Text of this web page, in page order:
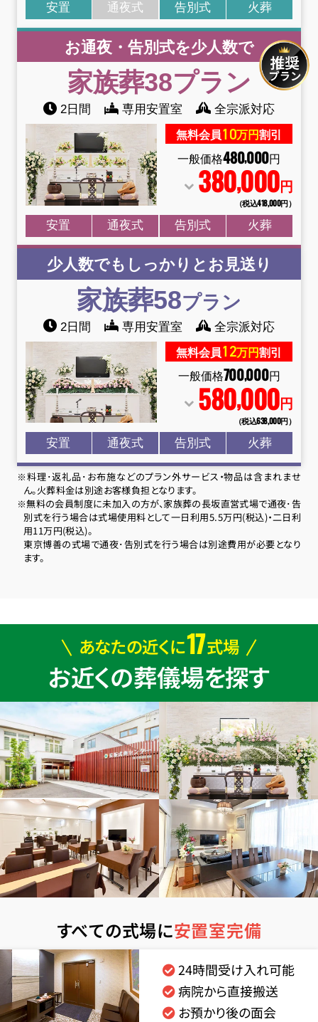
安置 通夜式 告別式 火葬
お通夜・告別式を少人数で
家族葬38プラン
2日間 専用安置室 全宗派対応
無料会員10万円割引
一般価格480,000円
380,000円
（税込418,000円）
安置 通夜式 告別式 火葬
少人数でもしっかりとお見送り
家族葬58プラン
2日間 専用安置室 全宗派対応
無料会員12万円割引
一般価格700,000円
580,000円
（税込638,000円）
安置 通夜式 告別式 火葬
※料理･返礼品･お布施などのプラン外サービス・物品は含まれませ
ん。火葬料金は別途お客様負担となります。
※無料の会員制度に未加入の方が、家族葬の長坂直営式場で通夜･告
別式を行う場合は式場使用料として一日利用5.5万円(税込)・二日利
用11万円(税込)。
東京博善の式場で通夜･告別式を行う場合は別途費用が必要となり
ます。
あなたの近くに17式場
お近くの葬儀場を探す
すべての式場に安置室完備
24時間受け入れ可能
病院から直接搬送
お預かり後の面会